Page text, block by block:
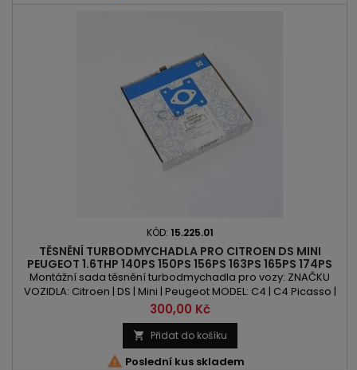
KÓD: 15.225.01
TĚSNĚNÍ TURBODMYCHADLA PRO CITROEN DS MINI
PEUGEOT 1.6THP 140PS 150PS 156PS 163PS 165PS 174PS
175PS 184PS 200PS
Montážní sada těsnění turbodmychadla pro vozy: ZNAČKU
VOZIDLA: Citroen | DS | Mini | Peugeot MODEL: C4 | C4 Picasso |
C4 Spacetourer | DS3 | DS4 | DS5 | Clubman | Cooper |
Coutryman | Paceman | 207 | 208 | 308 | 508 | 3008 | 5008 | RCZ
KÓD MOTORU: 5FR | 5FT | 5FU | 5FV | 5FX | 5FY | 5GY | 5GZ | E96CDT
| EP6CDT | EP6DT | EP6DTS | EP6DTX | EP6FDT | N18B16A...
Cena
300,00 Kč
 Přidat do košíku
 Poslední kus skladem